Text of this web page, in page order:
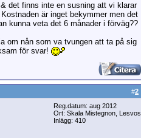
det finns inte en susning att vi klarar
är inget bekymmer men det
kunna veta det 6 månader i förväg??
om nån som va tvungen att ta på sig
för svar!
#2
Reg.datum: aug 2012
Ort: Skala Mistegnon, Lesvos
Inlägg: 410